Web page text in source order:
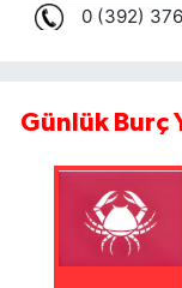
Günlük Burç